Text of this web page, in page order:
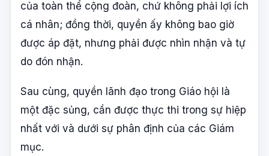
của toàn thể cộng đoàn, chứ không phải lợi ích
cá nhân; đồng thời, quyền ấy không bao giờ
được áp đặt, nhưng phải được nhìn nhận và tự
do đón nhận.
Sau cùng, quyền lãnh đạo trong Giáo hội là
một đặc sủng, cần được thực thi trong sự hiệp
nhất với và dưới sự phân định của các Giám
mục.